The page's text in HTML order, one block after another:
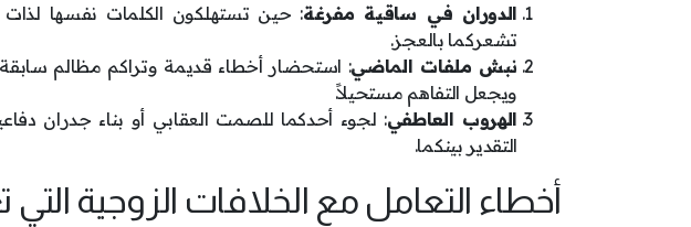
الدوران في ساقية مفرغة: حين تستهلكون الكلمات نفسها
تشعركما بالعجز.
نبش ملفات الماضي: استحضار أخطاء قديمة وتراكم مظالم
ويجعل التفاهم مستحيلاً.
الهروب العاطفي: لجوء أحدكما للصمت العقابي أو بناء جدران
التقدير بينكما.
أخطاء التعامل مع الخلافات الزوجية